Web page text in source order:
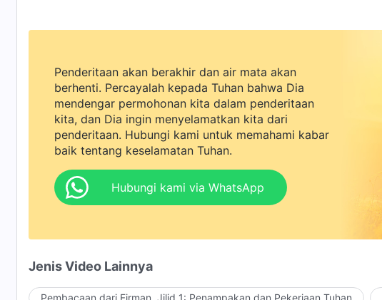
Penderitaan akan berakhir dan air mata akan
berhenti. Percayalah kepada Tuhan bahwa Dia
mendengar permohonan kita dalam penderitaan
kita, dan Dia ingin menyelamatkan kita dari
penderitaan. Hubungi kami untuk memahami kabar
baik tentang keselamatan Tuhan.
Hubungi kami via WhatsApp
Jenis Video Lainnya
Pembacaan dari Firman, Jilid 1: Penampakan dan Pekerjaan Tuhan